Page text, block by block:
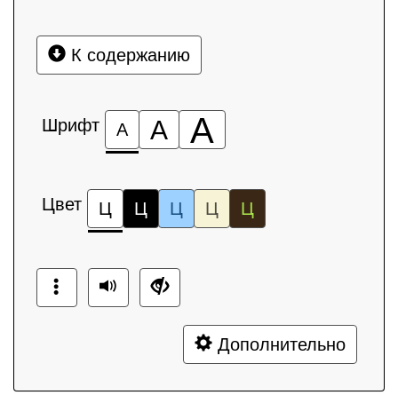
К содержанию
Шрифт А А А
Цвет Ц Ц Ц Ц Ц
Дополнительно